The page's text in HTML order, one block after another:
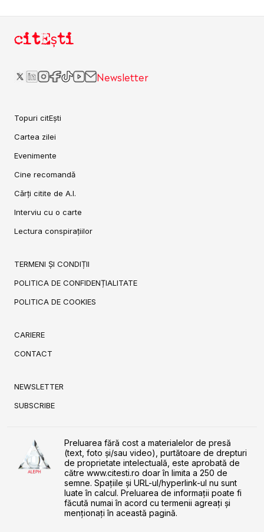
citEști
Newsletter
Topuri citEști
Cartea zilei
Evenimente
Cine recomandă
Cărți citite de A.I.
Interviu cu o carte
Lectura conspirațiilor
TERMENI ȘI CONDIȚII
POLITICA DE CONFIDENȚIALITATE
POLITICA DE COOKIES
CARIERE
CONTACT
NEWSLETTER
SUBSCRIBE
Preluarea fără cost a materialelor de presă
(text, foto și/sau video), purtătoare de drepturi
de proprietate intelectuală, este aprobată de
către www.citesti.ro doar în limita a 250 de
semne. Spaţiile şi URL-ul/hyperlink-ul nu sunt
luate în calcul. Preluarea de informaţii poate fi
făcută numai în acord cu termenii agreaţi şi
menţionaţi în această pagină.